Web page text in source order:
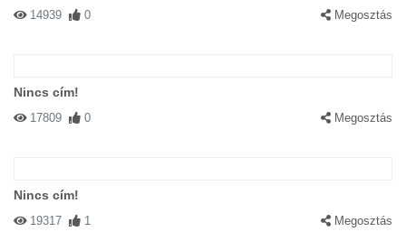
14939 0 Megosztás
Nincs cím!
17809 0 Megosztás
Nincs cím!
19317 1 Megosztás